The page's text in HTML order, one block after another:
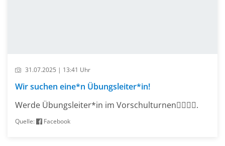
31.07.2025 | 13:41 Uhr
Wir suchen eine*n Übungsleiter*in!
Werde Übungsleiter*in im Vorschulturnen🤸‍♀️⛹️‍♂️.
Quelle: Facebook